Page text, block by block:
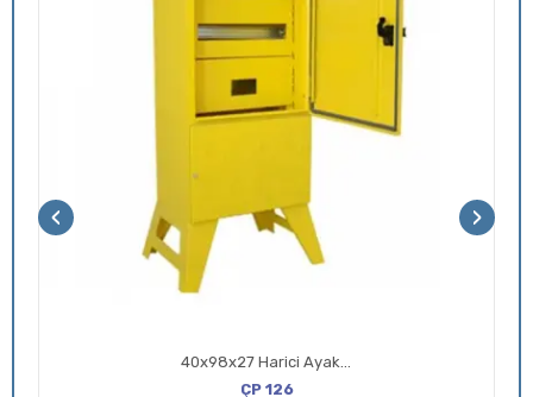
40x98x27 Harici Ayaklı Etanj Şantiye Panosu
ÇP 126
‹ ›